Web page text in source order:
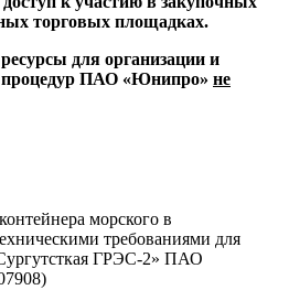
торговых площадках.
для организации и
процедур ПАО «Юнипро» не
морского в
требованиями для
ГРЭС-2» ПАО